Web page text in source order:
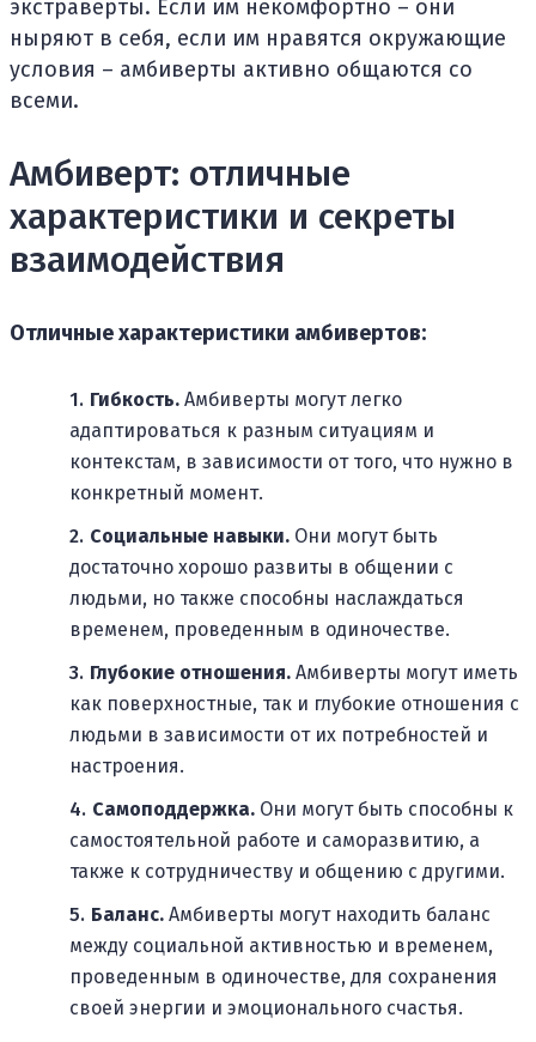
экстраверты. Если им некомфортно – они
ныряют в себя, если им нравятся окружающие
условия – амбиверты активно общаются со
всеми.
Амбиверт: отличные
характеристики и секреты
взаимодействия
Отличные характеристики амбивертов:
Гибкость. Амбиверты могут легко
адаптироваться к разным ситуациям и
контекстам, в зависимости от того, что нужно в
конкретный момент.
Социальные навыки. Они могут быть
достаточно хорошо развиты в общении с
людьми, но также способны наслаждаться
временем, проведенным в одиночестве.
Глубокие отношения. Амбиверты могут иметь
как поверхностные, так и глубокие отношения с
людьми в зависимости от их потребностей и
настроения.
Самоподдержка. Они могут быть способны к
самостоятельной работе и саморазвитию, а
также к сотрудничеству и общению с другими.
Баланс. Амбиверты могут находить баланс
между социальной активностью и временем,
проведенным в одиночестве, для сохранения
своей энергии и эмоционального счастья.